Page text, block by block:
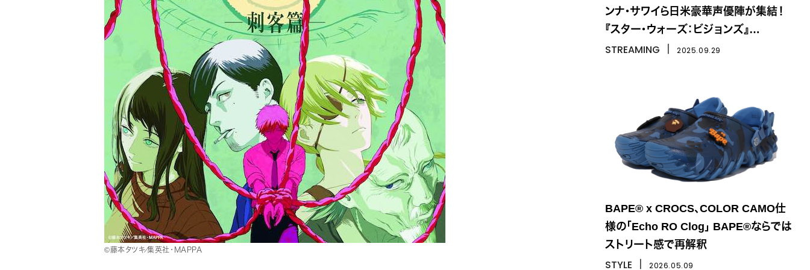
©藤本タツキ／集英社・ＭＡＰＰＡ
ンナ・サワイら日米豪華声優陣が集結！
『スター・ウォーズ：ビジョンズ』
Volume3
STREAMING 2025.09.29
BAPE® x CROCS、COLOR CAMO仕
様の「Echo RO Clog」 BAPE®ならでは
ストリート感で再解釈
STYLE 2026.05.09